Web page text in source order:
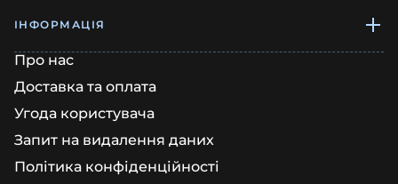
ІНФОРМАЦІЯ
Про нас
Доставка та оплата
Угода користувача
Запит на видалення даних
Політика конфіденційності